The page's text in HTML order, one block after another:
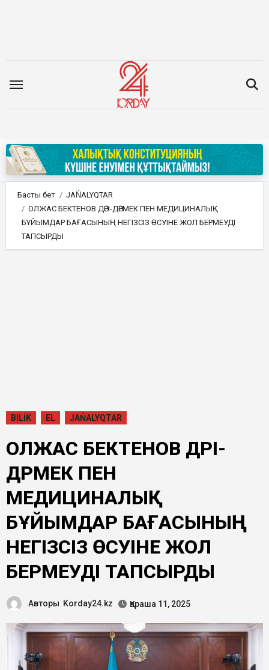
Басты бет
JAŃALYQTAR
ОЛЖАС БЕКТЕНОВ ДӘРІ-ДӘРМЕК ПЕН МЕДИЦИНАЛЫҚ
БҰЙЫМДАР БАҒАСЫНЫҢ НЕГІЗСІЗ ӨСУІНЕ ЖОЛ БЕРМЕУДІ
ТАПСЫРДЫ
BILİK EL JAŃALYQTAR
ОЛЖАС БЕКТЕНОВ ДӘРІ-
ДӘРМЕК ПЕН
МЕДИЦИНАЛЫҚ
БҰЙЫМДАР БАҒАСЫНЫҢ
НЕГІЗСІЗ ӨСУІНЕ ЖОЛ
БЕРМЕУДІ ТАПСЫРДЫ
Авторы Korday24.kz Қараша 11, 2025